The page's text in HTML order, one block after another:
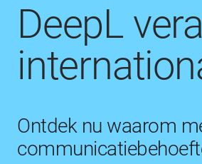
DeepL
Ontdek nu waarom